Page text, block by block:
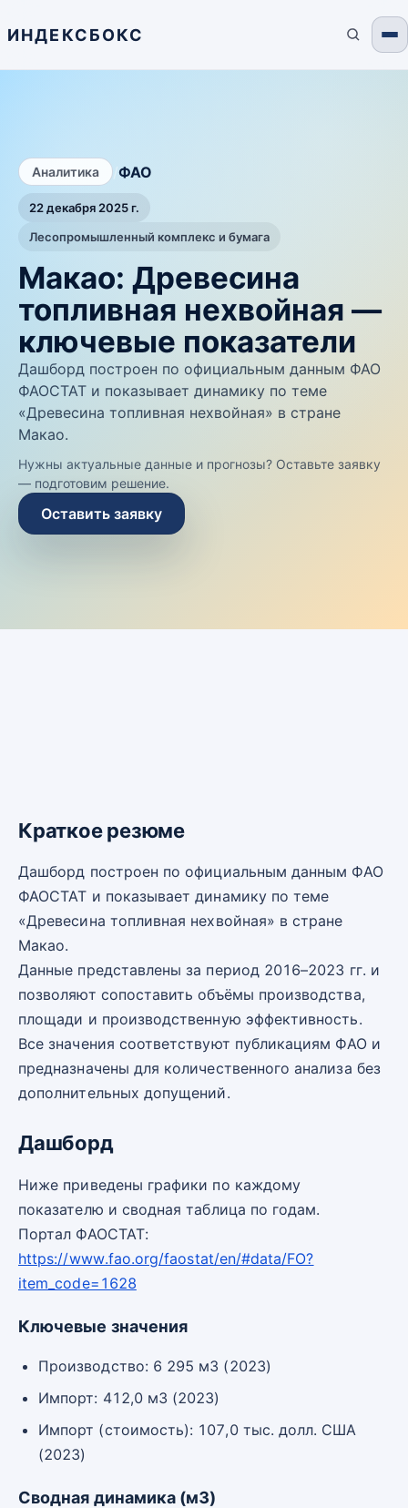
ИНДЕКСБОКС
Аналитика ФАО
22 декабря 2025 г.
Лесопромышленный комплекс и бумага
Макао: Древесина
топливная нехвойная —
ключевые показатели
Дашборд построен по официальным данным ФАО
ФАОСТАТ и показывает динамику по теме
«Древесина топливная нехвойная» в стране
Макао.
Нужны актуальные данные и прогнозы? Оставьте заявку
— подготовим решение.
Оставить заявку
Краткое резюме
Дашборд построен по официальным данным ФАО
ФАОСТАТ и показывает динамику по теме
«Древесина топливная нехвойная» в стране
Макао.
Данные представлены за период 2016–2023 гг. и
позволяют сопоставить объёмы производства,
площади и производственную эффективность.
Все значения соответствуют публикациям ФАО и
предназначены для количественного анализа без
дополнительных допущений.
Дашборд
Ниже приведены графики по каждому
показателю и сводная таблица по годам.
Портал ФАОСТАТ:
https://www.fao.org/faostat/en/#data/FO?
item_code=1628
Ключевые значения
Производство: 6 295 м3 (2023)
Импорт: 412,0 м3 (2023)
Импорт (стоимость): 107,0 тыс. долл. США
(2023)
Сводная динамика (м3)